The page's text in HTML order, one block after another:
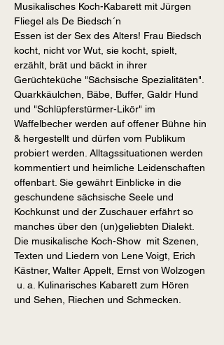
Musikalisches Koch-Kabarett mit Jürgen
Essen ist der Sex des Alters! Frau Biedsch
kocht, nicht vor Wut, sie kocht, spielt,
erzählt, brät und bäckt in ihrer
Quarkkäulchen, Bäbe, Buffer, Galdr Hund
und "Schlüpferstürmer-Likör" im
Waffelbecher werden auf offener Bühne hin
& hergestellt und dürfen vom Publikum
probiert werden. Alltagssituationen werden
kommentiert und heimliche Leidenschaften
offenbart. Sie gewährt Einblicke in die
geschundene sächsische Seele und
Kochkunst und der Zuschauer erfährt so
Die musikalische Koch-Show  mit Szenen,
Texten und Liedern von Lene Voigt, Erich
Kästner, Walter Appelt, Ernst von Wolzogen
u. a. Kulinarisches Kabarett zum Hören